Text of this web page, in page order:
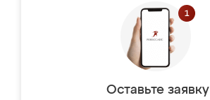
Оставьте заявку